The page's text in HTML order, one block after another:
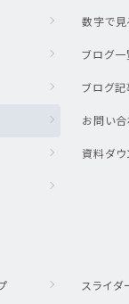
数字で見
ブログ一
ブログ記
お問い
資料ダウ
スライダ